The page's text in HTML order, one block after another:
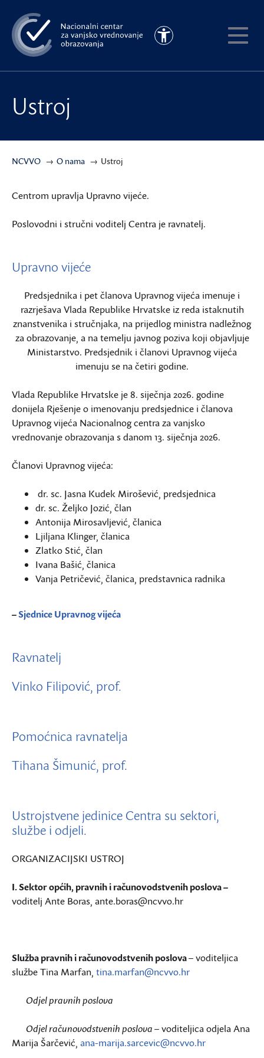
na
glavni
sadržaj
Pristupačnost
Ustroj
NCVVO O nama Ustroj
Centrom upravlja Upravno vijeće.
Poslovodni i stručni voditelj Centra je ravnatelj.
Upravno vijeće
Predsjednika i pet članova Upravnog vijeća imenuje i
razrješava Vlada Republike Hrvatske iz reda istaknutih
znanstvenika i stručnjaka, na prijedlog ministra nadležnog
za obrazovanje, a na temelju javnog poziva koji objavljuje
Ministarstvo. Predsjednik i članovi Upravnog vijeća
imenuju se na četiri godine.
Vlada Republike Hrvatske je 8. siječnja 2026. godine
donijela Rješenje o imenovanju predsjednice i članova
Upravnog vijeća Nacionalnog centra za vanjsko
vrednovanje obrazovanja s danom 13. siječnja 2026.
Članovi Upravnog vijeća:
dr. sc. Jasna Kudek Mirošević, predsjednica
dr. sc. Željko Jozić, član
Antonija Mirosavljević, članica
Ljiljana Klinger, članica
Zlatko Stić, član
Ivana Bašić, članica
Vanja Petričević, članica, predstavnica radnika
–Sjednice Upravnog vijeća
Ravnatelj
Vinko Filipović, prof.
Pomoćnica ravnatelja
Tihana Šimunić, prof.
Ustrojstvene jedinice Centra su sektori,
službe i odjeli.
ORGANIZACIJSKI USTROJ
I. Sektor općih, pravnih i računovodstvenih poslova –
voditelj Ante Boras, ante.boras@ncvvo.hr
Služba pravnih i računovodstvenih poslova– voditeljica
službe Tina Marfan, tina.marfan@ncvvo.hr
Odjel pravnih poslova
Odjel računovodstvenih poslova– voditeljica odjela Ana
Marija Šarčević, ana-marija.sarcevic@ncvvo.hr